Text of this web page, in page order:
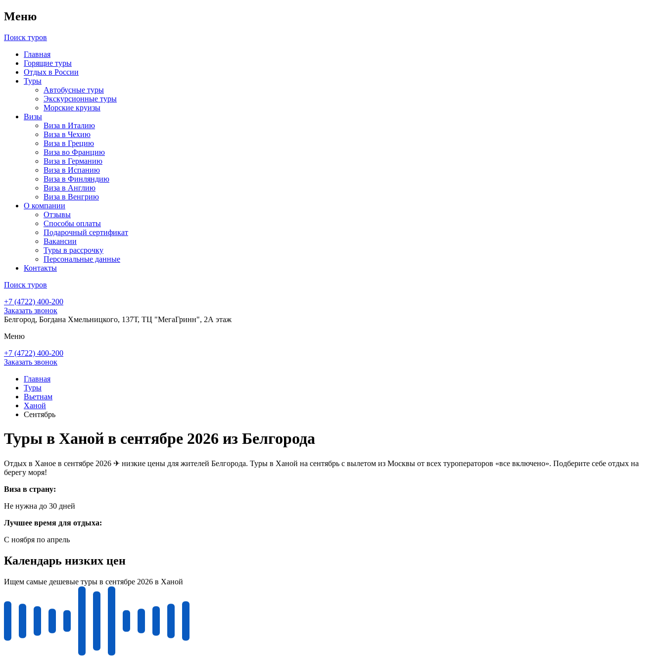
Меню
Поиск туров
Главная
Горящие туры
Отдых в России
Туры
Автобусные туры
Экскурсионные туры
Морские круизы
Визы
Виза в Италию
Виза в Чехию
Виза в Грецию
Виза во Францию
Виза в Германию
Виза в Испанию
Виза в Финляндию
Виза в Англию
Виза в Венгрию
О компании
Отзывы
Способы оплаты
Подарочный сертификат
Вакансии
Туры в рассрочку
Персональные данные
Контакты
Поиск туров
+7 (4722) 400-200
Заказать звонок
Белгород, Богдана Хмельницкого, 137Т, ТЦ "МегаГринн", 2А этаж
Меню
+7 (4722) 400-200
Заказать звонок
Главная
Туры
Вьетнам
Ханой
Сентябрь
Туры в Ханой в сентябре 2026 из Белгорода
Отдых в Ханое в сентябре 2026 ✈ низкие цены для жителей Белгорода. Туры в Ханой на сентябрь с вылетом из Москвы от всех туроператоров «все включено». Подберите себе отдых на
берегу моря!
Виза в страну:
Не нужна до 30 дней
Лучшее время для отдыха:
С ноября по апрель
Календарь низких цен
Ищем самые дешевые туры в сентябре 2026 в Ханой